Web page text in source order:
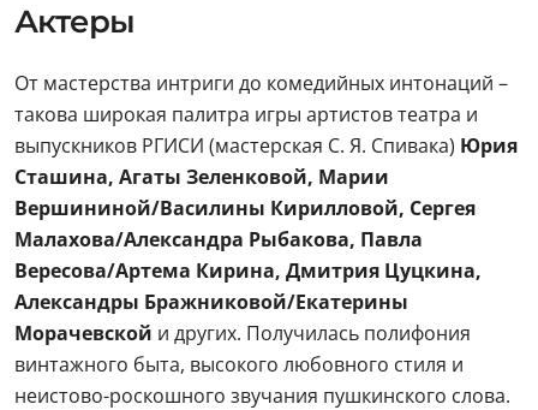
Актеры
От мастерства интриги до комедийных интонаций –
такова широкая палитра игры артистов театра и
выпускников РГИСИ (мастерская С. Я. Спивака) Юрия
Сташина, Агаты Зеленковой, Марии
Вершининой/Василины Кирилловой, Сергея
Малахова/Александра Рыбакова, Павла
Вересова/Артема Кирина, Дмитрия Цуцкина,
Александры Бражниковой/Екатерины
Морачевской и других. Получилась полифония
винтажного быта, высокого любовного стиля и
неистово-роскошного звучания пушкинского слова.